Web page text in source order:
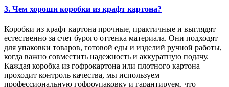
3. Чем хороши коробки из крафт картона?
Коробки из крафт картона прочные, практичные и выглядят
естественно за счет бурого оттенка материала. Они подходят
для упаковки товаров, готовой еды и изделий ручной работы,
когда важно совместить надежность и аккуратную подачу.
Каждая коробка из гофрокартона или плотного картона
проходит контроль качества, мы используем
профессиональную гофроупаковку и гарантируем, что